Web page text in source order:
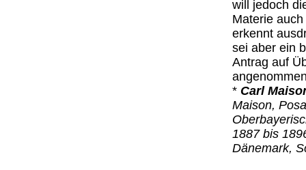
will jedoch
Materie
erkennt
sei aber ein
Antrag auf
* Carl
Maison,
1887 bis
Dänemark,